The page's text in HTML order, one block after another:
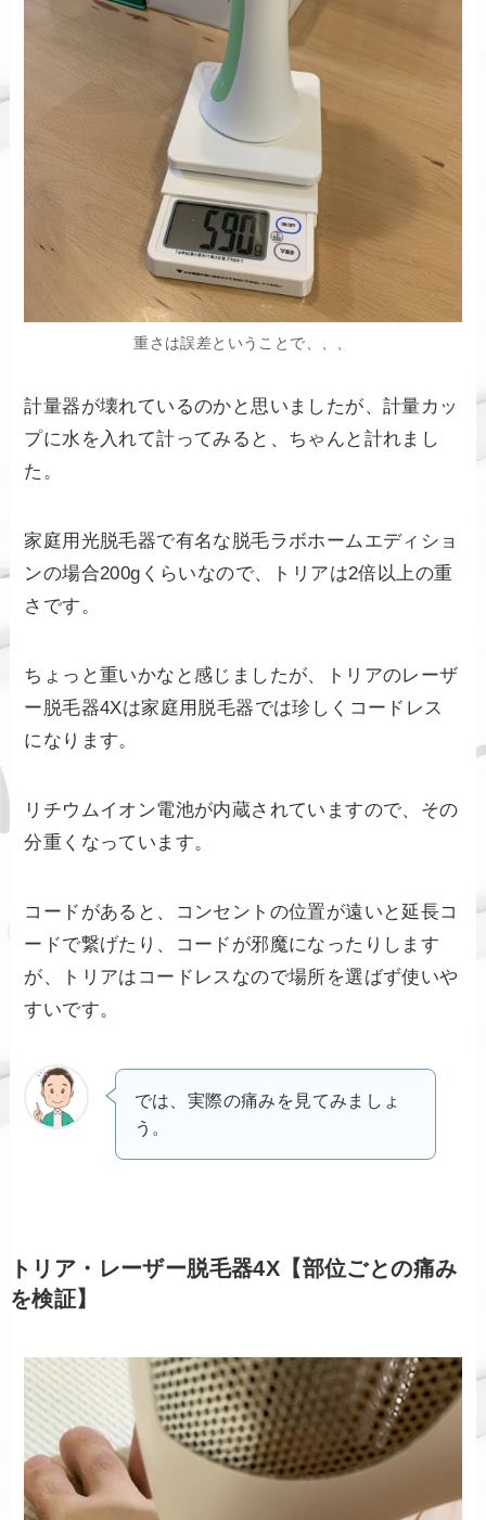
重さは誤差ということで、、、
計量器が壊れているのかと思いましたが、計量カッ
プに水を入れて計ってみると、ちゃんと計れまし
た。
家庭用光脱毛器で有名な脱毛ラボホームエディショ
ンの場合200gくらいなので、トリアは2倍以上の重
さです。
ちょっと重いかなと感じましたが、トリアのレーザ
ー脱毛器4Xは家庭用脱毛器では珍しくコードレス
になります。
リチウムイオン電池が内蔵されていますので、その
分重くなっています。
コードがあると、コンセントの位置が遠いと延長コ
ードで繋げたり、コードが邪魔になったりします
が、トリアはコードレスなので場所を選ばず使いや
すいです。
では、実際の痛みを見てみましょ
う。
トリア・レーザー脱毛器4X【部位ごとの痛み
を検証】